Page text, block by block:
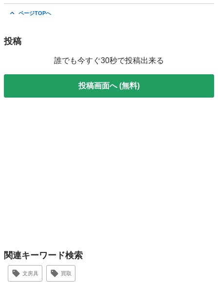
ページTOPへ
投稿
誰でも今すぐ30秒で投稿出来る
投稿画面へ (無料)
関連キーワード検索
文房具 買取